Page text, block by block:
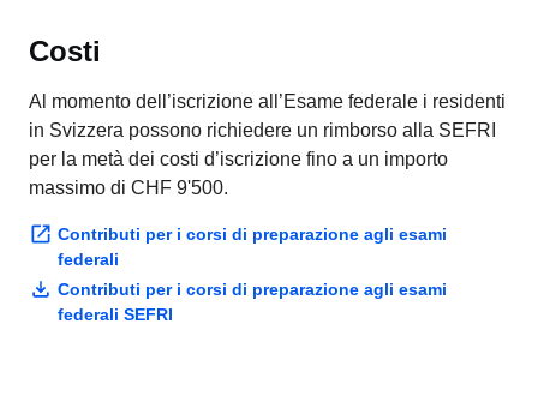
Costi
Al momento dell’iscrizione all’Esame federale i residenti
in Svizzera possono richiedere un rimborso alla SEFRI
per la metà dei costi d’iscrizione fino a un importo
massimo di CHF 9'500.
Contributi per i corsi di preparazione agli esami
federali
Contributi per i corsi di preparazione agli esami
federali SEFRI